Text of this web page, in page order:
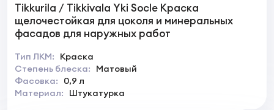
Tikkurila / Tikkivala Yki Socle Краска
щелочестойкая для цоколя и минеральных
фасадов для наружных работ
Тип ЛКМ:
Краска
Степень блеска:
Матовый
Фасовка:
0,9 л
Материал:
Штукатурка